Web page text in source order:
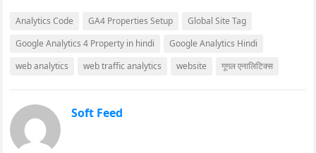
Analytics Code GA4 Properties Setup
Global Site Tag
Google Analytics 4 Property in hindi
Google Analytics Hindi
web analytics
web traffic analytics website गूगल एनालिटिक्स
Soft Feed